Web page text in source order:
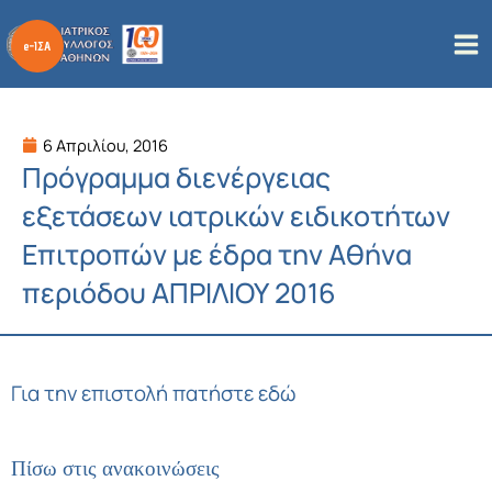
στο
περιεχόμενο
6 Απριλίου, 2016
Πρόγραμμα διενέργειας
εξετάσεων ιατρικών ειδικοτήτων
Επιτροπών με έδρα την Αθήνα
περιόδου ΑΠΡΙΛΙΟΥ 2016
Για την επιστολή πατήστε εδώ
Πίσω στις ανακοινώσεις